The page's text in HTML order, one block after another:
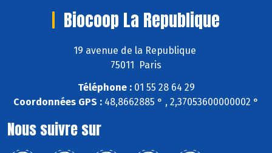
Biocoop La Republique
19 avenue de la Republique
75011 Paris
Téléphone :01 55 28 64 29
Coordonnées GPS : 48,8662885 ° , 2,37053600000002 °
Nous suivre sur